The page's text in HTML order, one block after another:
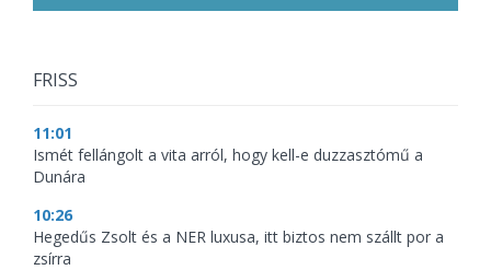
FRISS
11:01
Ismét fellángolt a vita arról, hogy kell-e duzzasztómű a
Dunára
10:26
Hegedűs Zsolt és a NER luxusa, itt biztos nem szállt por a
zsírra